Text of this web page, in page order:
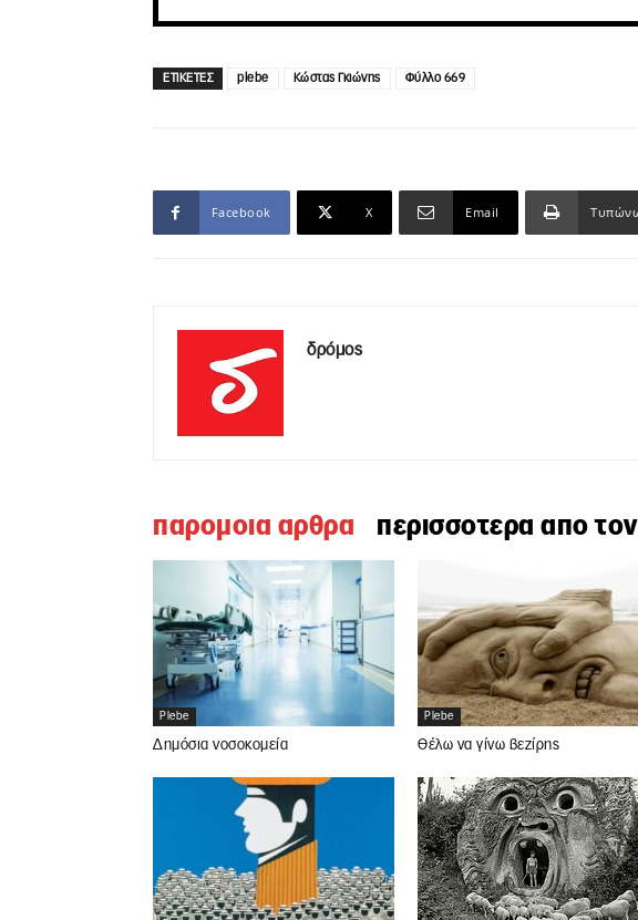
ΕΤΙΚΕΤΕΣ plebe Κώστας Γκιώνης Φύλλο 669
Facebook X Email
δρόμος
παρομοια αρθρα περισσοτερα απο
Plebe
Δημόσια νοσοκομεία
Plebe
Θέλω να γίνω βεζίρης